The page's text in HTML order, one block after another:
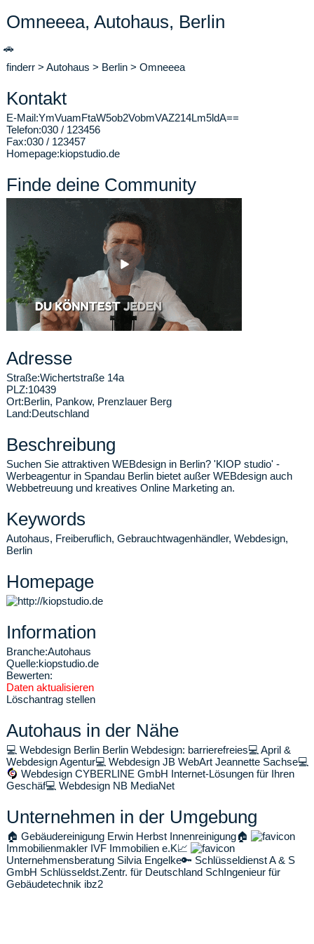
Omneeea, Autohaus, Berlin
🚗
finderr > Autohaus > Berlin > Omneeea
Kontakt
E-Mail:YmVuamFtaW5ob2VobmVAZ214Lm5ldA==
Telefon:030 / 123456
Fax:030 / 123457
Homepage:kiopstudio.de
Finde deine Community
Adresse
Straße:Wichertstraße 14a
PLZ:10439
Ort:Berlin, Pankow, Prenzlauer Berg
Land:Deutschland
Beschreibung
Suchen Sie attraktiven WEBdesign in Berlin? 'KIOP studio' -
Werbeagentur in Spandau Berlin bietet außer WEBdesign auch
Webbetreuung und kreatives Online Marketing an.
Keywords
Autohaus, Freiberuflich, Gebrauchtwagenhändler, Webdesign,
Berlin
Homepage
Information
Branche:Autohaus
Quelle:kiopstudio.de
Bewerten:
Daten aktualisieren
Löschantrag stellen
Autohaus in der Nähe
💻 Webdesign Berlin Berlin Webdesign: barrierefreies💻 April &
Webdesign Agentur💻 Webdesign JB WebArt Jeannette Sachse💻
Webdesign CYBERLINE GmbH Internet-Lösungen für Ihren
Geschäf💻 Webdesign NB MediaNet
Unternehmen in der Umgebung
🏠 Gebäudereinigung Erwin Herbst Innenreinigung🏠
Immobilienmakler IVF Immobilien e.K📈
Unternehmensberatung Silvia Engelke🔑 Schlüsseldienst A & S
GmbH Schlüsseldst.Zentr. für Deutschland SchIngenieur für
Gebäudetechnik ibz2